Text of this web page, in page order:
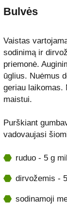
Bulvės
Vaistas
sodinimą ir
priemonė.
ūglius. Nuėmus
geriau laikomas.
maistui.
Purškiant
vadovaujasi
ruduo - 5 g
dirvožemis -
sodinamoji